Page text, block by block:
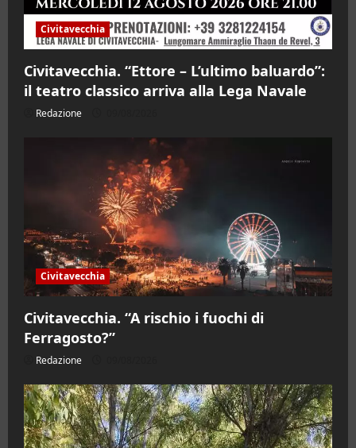
Civitavecchia
Civitavecchia. “Ettore – L’ultimo baluardo”:
il teatro classico arriva alla Lega Navale
Redazione
Civitavecchia
Civitavecchia. “A rischio i fuochi di
Ferragosto?”
Redazione